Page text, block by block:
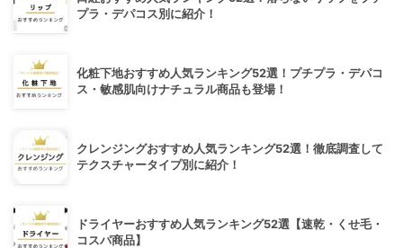
プラ・デパコス別に紹介！
化粧下地おすすめ人気ランキング52選！プチプラ・デパコ
ス・敏感肌向けナチュラル商品も登場！
クレンジングおすすめ人気ランキング52選！徹底調査して
テクスチャータイプ別に紹介！
ドライヤーおすすめ人気ランキング52選【速乾・くせ毛・
コスパ商品】